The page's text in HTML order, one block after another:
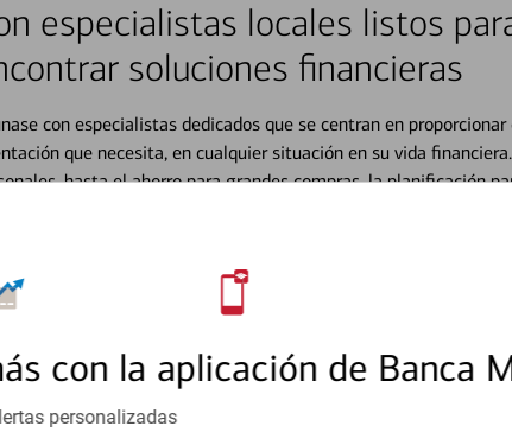
con la aplicación de Banca
personalizadas
especialistas locales listos
soluciones financieras
con especialistas dedicados que se centran en
que necesita, en cualquier situación en su vida
hasta el ahorro para grandes compras, la planificación
o crecimiento de su negocio, su futuro se mueve de acuerdo
listo, un especialista trabajará con usted en un momento que
si nuestro centro de ayuda en línea puede ayudar a
nuestro centro de ayuda en línea